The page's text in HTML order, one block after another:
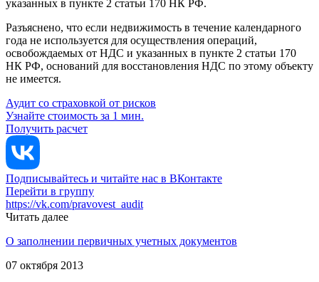
указанных в пункте 2 статьи 170 НК РФ.
Разъяснено, что если недвижимость в течение календарного
года не используется для осуществления операций,
освобождаемых от НДС и указанных в пункте 2 статьи 170
НК РФ, оснований для восстановления НДС по этому объекту
не имеется.
Аудит со страховкой от рисков
Узнайте стоимость за 1 мин.
Получить расчет
Подписывайтесь и читайте нас в ВКонтакте
Перейти в группу
https://vk.com/pravovest_audit
Читать далее
О заполнении первичных учетных документов
07 октября 2013